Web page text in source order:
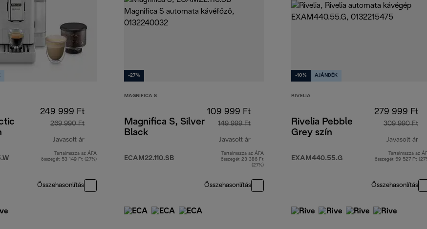
249 999 Ft
269 990 Ft
Javasolt ár
eredeti ár 269 990 Ft
Tartalmazza az ÁFA
összegét 53 149 Ft (27%)
Összehasonlítás
-27%
MAGNIFICA S
Magnifica S, Silver
Black
ECAM22.110.SB
109 999 Ft
149 999 Ft
Javasolt ár
eredeti ár 149 999 Ft
Tartalmazza az ÁFA
összegét 23 386 Ft
(27%)
Összehasonlítás
-10% AJÁNDÉK
RIVELIA
Rivelia Pebble
Grey szín
EXAM440.55.G
279 999 Ft
309 990 Ft
Javasolt ár
Tartalmazza az
összegét 59 527 Ft
Összehasonlítás